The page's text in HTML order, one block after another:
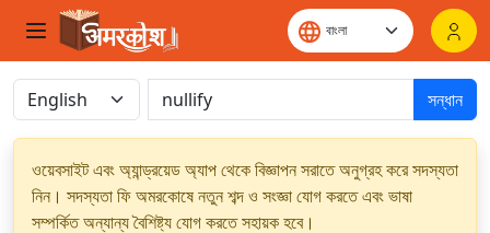
সন্ধান
ওয়েবসাইট এবং অ্যান্ড্রয়েড অ্যাপ থেকে বিজ্ঞাপন সরাতে অনুগ্রহ করে সদস্যতা
নিন। সদস্যতা ফি অমরকোষে নতুন শব্দ ও সংজ্ঞা যোগ করতে এবং ভাষা
সম্পর্কিত অন্যান্য বৈশিষ্ট্য যোগ করতে সহায়ক হবে।